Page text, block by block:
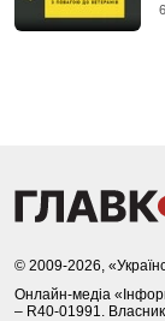
© 2009-2026,
Онлайн-медіа
– R40-01991.